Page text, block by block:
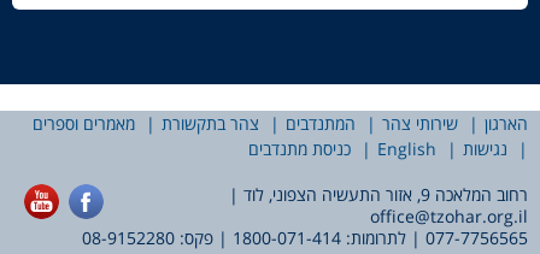
הארגון שירותי צהר המתנדבים צהר בתקשורת
מאמרים וספרים
נגישות
English
כניסת מתנדבים
רחוב המלאכה 9, אזור התעשיה הצפוני, לוד |
office@tzohar.org.il
077-7756565 | לתרומות: 1800-071-414 | פקס: 08-9152280